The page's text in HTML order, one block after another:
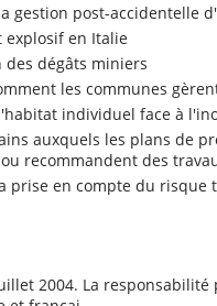
gestion post-accidentelle
explosif en Italie
dégâts miniers
les communes
individuel face à
auxquels les plans de
recommandent des
prise en compte du risque
2004. La